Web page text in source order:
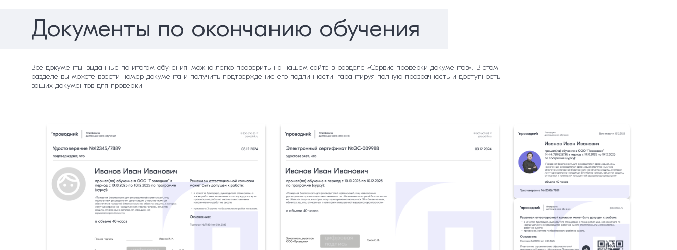
Документы по окончанию обучения
Все документы, выданные по итогам обучения, можно легко проверить на нашем сайте в разделе «Сервис проверки документов». В этом
разделе вы можете ввести номер документа и получить подтверждение его подлинности, гарантируя полную прозрачность и доступность
ваших документов для проверки.